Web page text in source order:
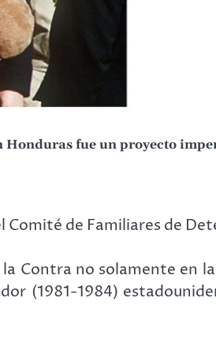
Honduras fue un proyecto
Comité de Familiares de
la Contra no solamente
(1981-1984)